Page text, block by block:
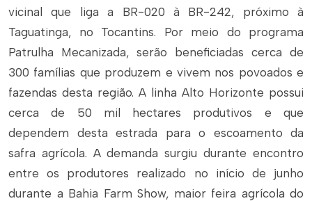
vicinal que liga a BR-020 à BR-242, próximo à
Taguatinga, no Tocantins. Por meio do programa
Patrulha Mecanizada, serão beneficiadas cerca de
300 famílias que produzem e vivem nos povoados e
fazendas desta região. A linha Alto Horizonte possui
cerca de 50 mil hectares produtivos e que
dependem desta estrada para o escoamento da
safra agrícola. A demanda surgiu durante encontro
entre os produtores realizado no início de junho
durante a Bahia Farm Show, maior feira agrícola do